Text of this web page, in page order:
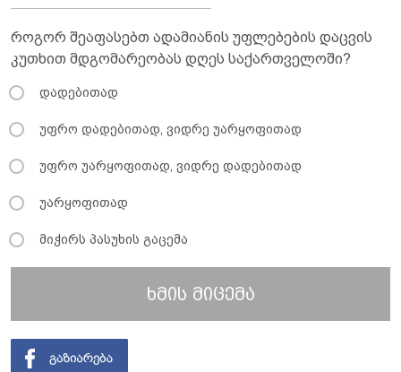
როგორ შეაფასებთ ადამიანის უფლებების დაცვის
კუთხით მდგომარეობას დღეს საქართველოში?
დადებითად
უფრო დადებითად, ვიდრე უარყოფითად
უფრო უარყოფითად, ვიდრე დადებითად
უარყოფითად
მიჭირს პასუხის გაცემა
ხმის მიცემა